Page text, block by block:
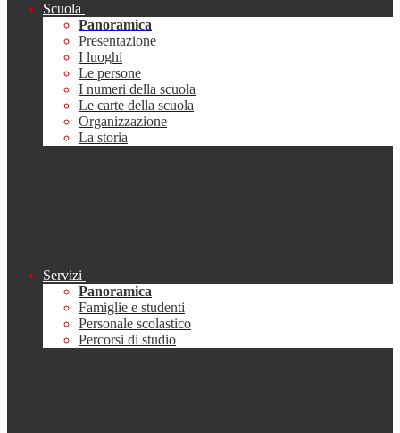
Scuola
Panoramica
Presentazione
I luoghi
Le persone
I numeri della scuola
Le carte della scuola
Organizzazione
La storia
Servizi
Panoramica
Famiglie e studenti
Personale scolastico
Percorsi di studio